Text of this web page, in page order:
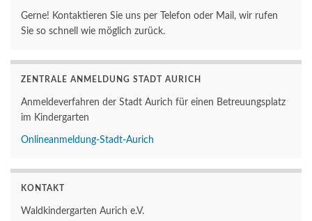
Gerne! Kontaktieren Sie uns per Telefon oder Mail, wir rufen
Sie so schnell wie möglich zurück.
ZENTRALE ANMELDUNG STADT AURICH
Anmeldeverfahren der Stadt Aurich für einen Betreuungsplatz
im Kindergarten
Onlineanmeldung-Stadt-Aurich
KONTAKT
Waldkindergarten Aurich e.V.